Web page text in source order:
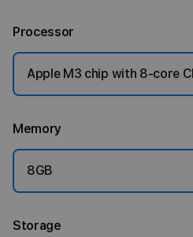
Processor
Apple M3 chip with 8‑core
Memory
8GB
Storage